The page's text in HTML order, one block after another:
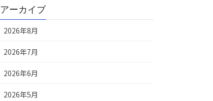
アーカイブ
2026年8月
2026年7月
2026年6月
2026年5月